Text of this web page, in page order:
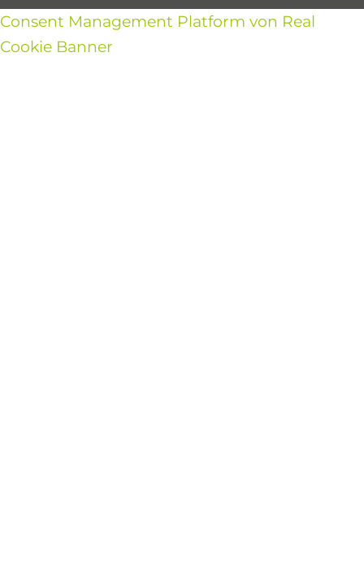
Consent Management Platform von Real
Cookie Banner